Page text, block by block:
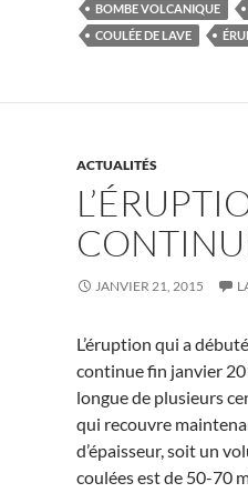
BOMBE VOLCANIQUE
COULÉE DE LAVE
ACTUALITÉS
JANVIER 21, 2015
L’éruption qui a
continue fin janvier
longue de plusieurs
qui recouvre
d’épaisseur, soit un
coulées est de 50-70